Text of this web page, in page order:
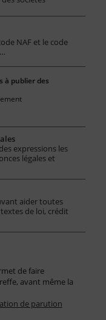
NAF et le code
à publier des
expressions les
légales et
aider toutes
de loi, crédit
de faire
avant même la
de parution